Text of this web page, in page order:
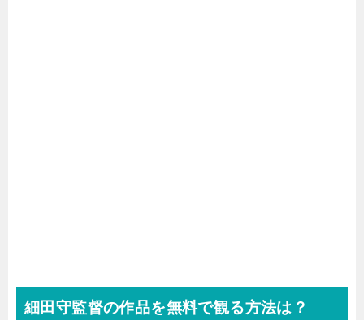
細田守監督の作品を無料で観る方法は？